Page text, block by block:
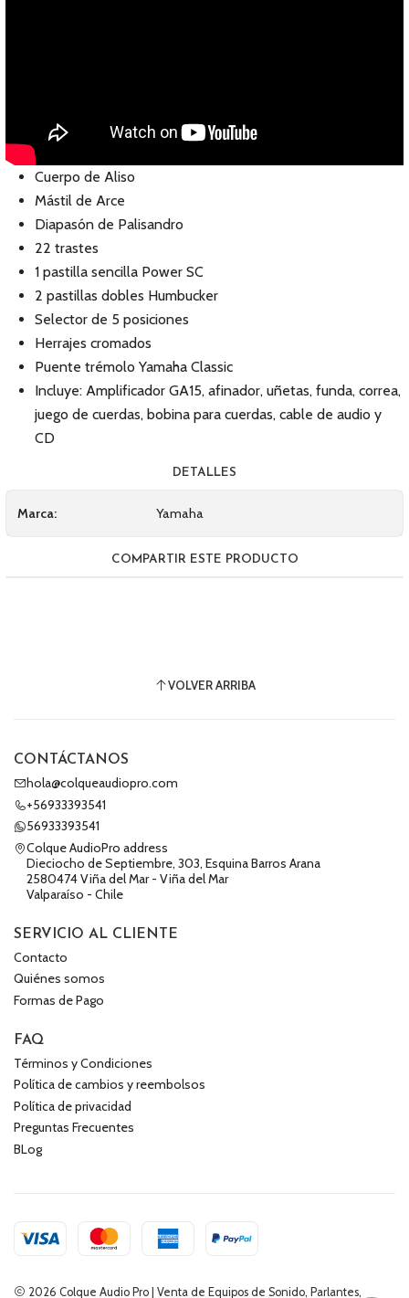
Cuerpo de Aliso
Mástil de Arce
Diapasón de Palisandro
22 trastes
1 pastilla sencilla Power SC
2 pastillas dobles Humbucker
Selector de 5 posiciones
Herrajes cromados
Puente trémolo Yamaha Classic
Incluye: Amplificador GA15, afinador, uñetas, funda, correa,
juego de cuerdas, bobina para cuerdas, cable de audio y
CD
DETALLES
Marca: Yamaha
COMPARTIR ESTE PRODUCTO
VOLVER ARRIBA
CONTÁCTANOS
hola@colqueaudiopro.com
+56933393541
56933393541
Colque AudioPro address
Dieciocho de Septiembre, 303, Esquina Barros Arana
2580474 Viña del Mar - Viña del Mar
Valparaíso - Chile
SERVICIO AL CLIENTE
Contacto
Quiénes somos
Formas de Pago
FAQ
Términos y Condiciones
Política de cambios y reembolsos
Política de privacidad
Preguntas Frecuentes
BLog
2026 Colque Audio Pro | Venta de Equipos de Sonido, Parlantes,